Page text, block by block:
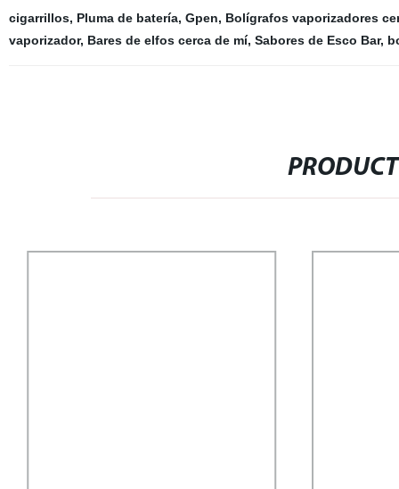
cigarrillos, Pluma de batería, Gpen, Bolígrafos vaporizadores
vaporizador, Bares de elfos cerca de mí, Sabores de Esco Bar,